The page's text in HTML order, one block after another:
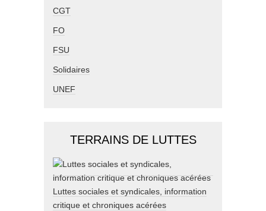
CGT
FO
FSU
Solidaires
UNEF
TERRAINS DE LUTTES
Luttes sociales et syndicales, information
critique et chroniques acérées